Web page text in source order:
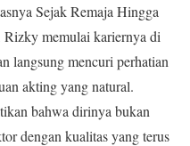
Sejak Remaja Hingga
memulai kariernya di
langsung mencuri perhatian
akting yang natural.
bahwa dirinya bukan
dengan kualitas yang terus